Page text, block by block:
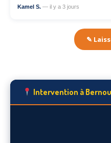
Kamel S. — il y a 3 jours
✎
Intervention à